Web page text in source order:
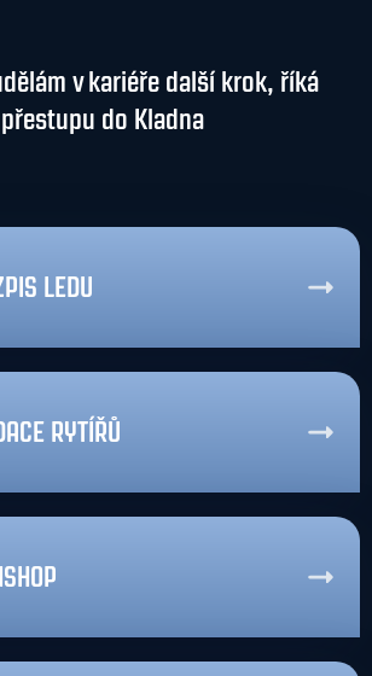
v kariéře další krok, říká
do Kladna
LEDU
RYTÍŘŮ